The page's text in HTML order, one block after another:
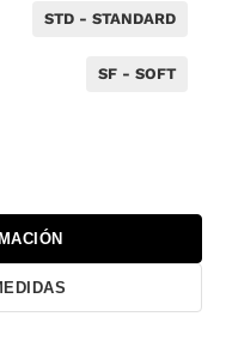
STD - STANDARD
SF - SOFT